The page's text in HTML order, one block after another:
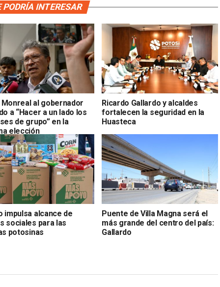
PODRÍA INTERESAR
Monreal al gobernador
a “Hacer a un lado los
de grupo” en la
elección
Ricardo Gallardo y alcaldes
fortalecen la seguridad en la
Huasteca
impulsa alcance de
sociales para las
potosinas
Puente de Villa Magna será el
más grande del centro del país:
Gallardo